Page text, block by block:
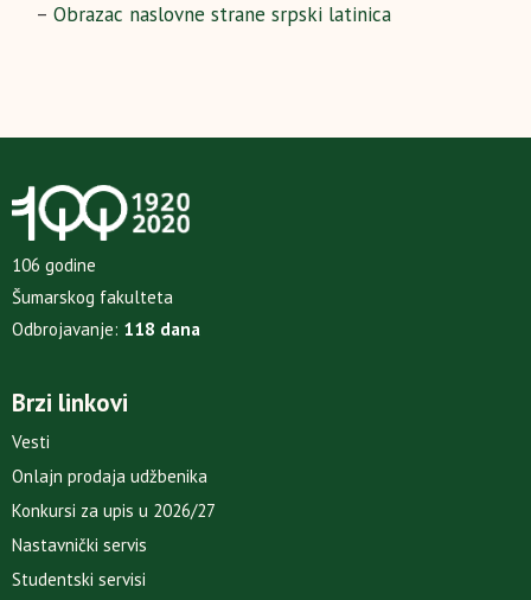
– Obrazac naslovne strane srpski latinica
106 godine
Šumarskog fakulteta
Odbrojavanje: 118 dana
Brzi linkovi
Vesti
Onlajn prodaja udžbenika
Konkursi za upis u 2026/27
Nastavnički servis
Studentski servisi